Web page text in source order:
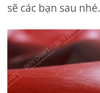
sẽ các bạn sau nhé.